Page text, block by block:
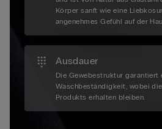
Körper sanft wie eine
angenehmes Gefühl auf der
Ausdauer
Die Gewebestruktur garantiert
Waschbeständigkeit, wobei
Produkts erhalten bleiben.